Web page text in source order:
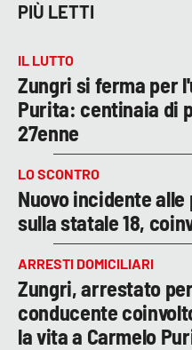
PIÙ LETTI
IL LUTTO
Zungri si ferma per
Purita: centinaia di
27enne
LO SCONTRO
Nuovo incidente
sulla statale 18,
ARRESTI DOMICILIARI
Zungri, arrestato
conducente
la vita a Carmelo